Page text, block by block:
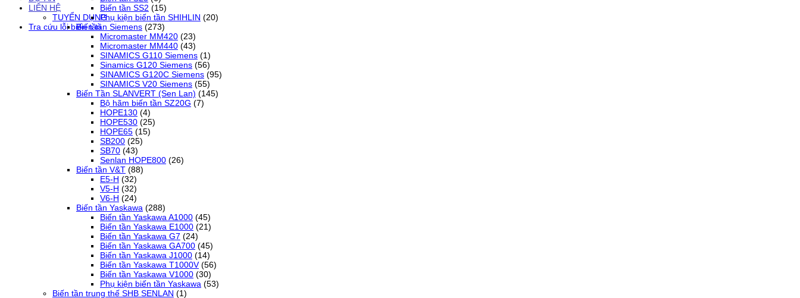
LIÊN HỆ
TUYỂN DỤNG
Tra cứu lỗi biến tần
Biến tần SS2 (15)
Phụ kiện biến tần SHIHLIN (20)
Biến tần Siemens (273)
Micromaster MM420 (23)
Micromaster MM440 (43)
SINAMICS G110 Siemens (1)
Sinamics G120 Siemens (56)
SINAMICS G120C Siemens (95)
SINAMICS V20 Siemens (55)
Biến Tần SLANVERT (Sen Lan) (145)
Bộ hãm biến tần SZ20G (7)
HOPE130 (4)
HOPE530 (25)
HOPE65 (15)
SB200 (25)
SB70 (43)
Senlan HOPE800 (26)
Biến tần V&T (88)
E5-H (32)
V5-H (32)
V6-H (24)
Biến tần Yaskawa (288)
Biến tần Yaskawa A1000 (45)
Biến tần Yaskawa E1000 (21)
Biến tần Yaskawa G7 (24)
Biến tần Yaskawa GA700 (45)
Biến tần Yaskawa J1000 (14)
Biến tần Yaskawa T1000V (56)
Biến tần Yaskawa V1000 (30)
Phụ kiện biến tần Yaskawa (53)
Biến tần trung thế SHB SENLAN (1)